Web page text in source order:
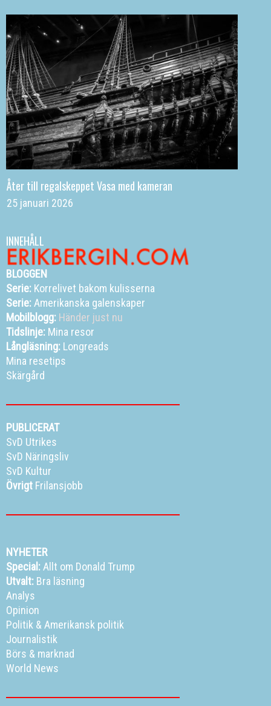
Åter till regalskeppet Vasa med kameran
25 januari 2026
INNEHÅLL
BLOGGEN
Serie: Korrelivet bakom kulisserna
Serie:Amerikanska galenskaper
Mobilblogg: Händer just nu
Tidslinje: Mina resor
Långläsning: Longreads
Mina resetips
Skärgård
PUBLICERAT
SvD Utrikes
SvD Näringsliv
SvD Kultur
Övrigt Frilansjobb
NYHETER
Special:Allt om Donald Trump
Utvalt: Bra läsning
Analys
Opinion
Politik & Amerikansk politik
Journalistik
Börs & marknad
World News